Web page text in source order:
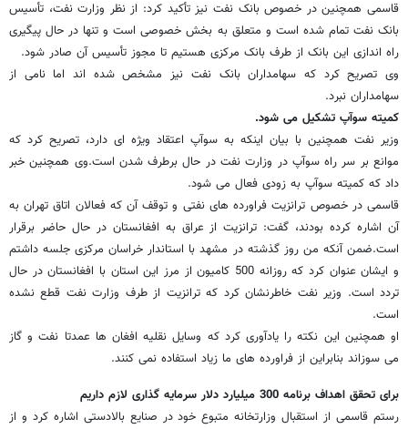
قاسمی همچنین در خصوص بانک نفت نیز تأکید کرد: از نظر وزارت نفت، تأسیس
بانک نفت تمام شده است و متعلق به بخش خصوصی است و تنها در حال پیگیری
راه اندازی این بانک از طرف بانک مرکزی هستیم تا مجوز تأسیس آن صادر شود.
وی تصریح کرد که سهامداران بانک نفت نیز مشخص شده اند اما نامی از
سهامداران نبرد.
کمیته سوآپ تشکیل می شود.
وزیر نفت همچنین با بیان اینکه به سوآپ اعتقاد ویژه ای دارد، تصریح کرد که
موانع بر سر راه سوآپ در وزارت نفت در حال برطرف شدن است.وی همچنین خبر
داد که کمیته سوآپ به زودی فعال می شود.
قاسمی در خصوص ترانزیت فراورده های نفتی و توقف آن که فعالان اتاق تهران به
آن اشاره کرده بودند، گفت: ترانزیت از عراق به افغانستان در حال حاضر برقرار
است.ضمن آنکه من روز گذشته در مشهد با استاندار خراسان مرکزی جلسه داشتم
و ایشان عنوان کرد که روزانه 500 کامیون از مرز این استان با افغانستان در حال
تردد است. وزیر نفت خاطرنشان کرد که ترانزیت از طرف وزارت نفت قطع نشده
است.
او همچنین این نکته را یادآوری کرد که وسایل نقلیه افغان ها عمدتا نفت و گاز
می سوزاند بنابراین از فراورده های ما زیاد استفاده نمی کنند.
برای تحقق اهداف برنامه 300 میلیارد دلار سرمایه گذاری لازم داریم
رستم قاسمی از استقبال وزارتخانه متبوع خود در صنایع بالادستی اشاره کرد و از